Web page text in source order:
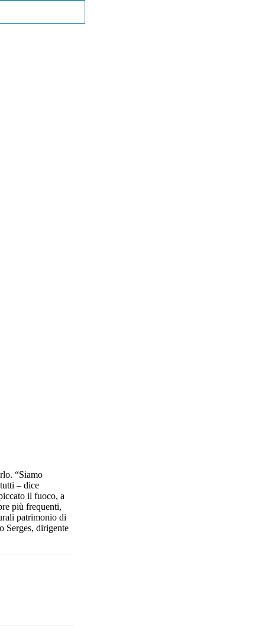
“Siamo
– dice
il fuoco, a
più frequenti,
patrimonio di
Serges, dirigente